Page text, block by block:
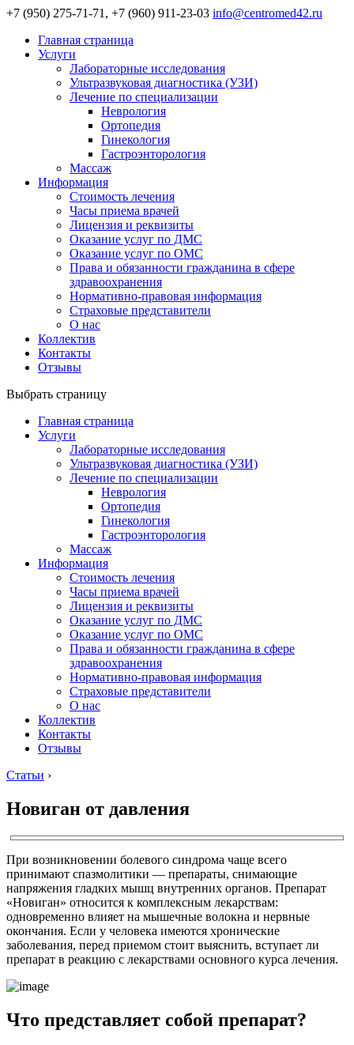
+7 (950) 275-71-71, +7 (960) 911-23-03 info@centromed42.ru
Главная страница
Услуги
Лабораторные исследования
Ультразвуковая диагностика (УЗИ)
Лечение по специализации
Неврология
Ортопедия
Гинекология
Гастроэнторология
Массаж
Информация
Стоимость лечения
Часы приема врачей
Лицензия и реквизиты
Оказание услуг по ДМС
Оказание услуг по ОМС
Права и обязанности гражданина в сфере
здравоохранения
Нормативно-правовая информация
Страховые представители
О нас
Коллектив
Контакты
Отзывы
Выбрать страницу
Главная страница
Услуги
Лабораторные исследования
Ультразвуковая диагностика (УЗИ)
Лечение по специализации
Неврология
Ортопедия
Гинекология
Гастроэнторология
Массаж
Информация
Стоимость лечения
Часы приема врачей
Лицензия и реквизиты
Оказание услуг по ДМС
Оказание услуг по ОМС
Права и обязанности гражданина в сфере
здравоохранения
Нормативно-правовая информация
Страховые представители
О нас
Коллектив
Контакты
Отзывы
Статьи ›
Новиган от давления
При возникновении болевого синдрома чаще всего
принимают спазмолитики — препараты, снимающие
напряжения гладких мышц внутренних органов. Препарат
«Новиган» относится к комплексным лекарствам:
одновременно влияет на мышечные волокна и нервные
окончания. Если у человека имеются хронические
заболевания, перед приемом стоит выяснить, вступает ли
препарат в реакцию с лекарствами основного курса лечения.
Что представляет собой препарат?